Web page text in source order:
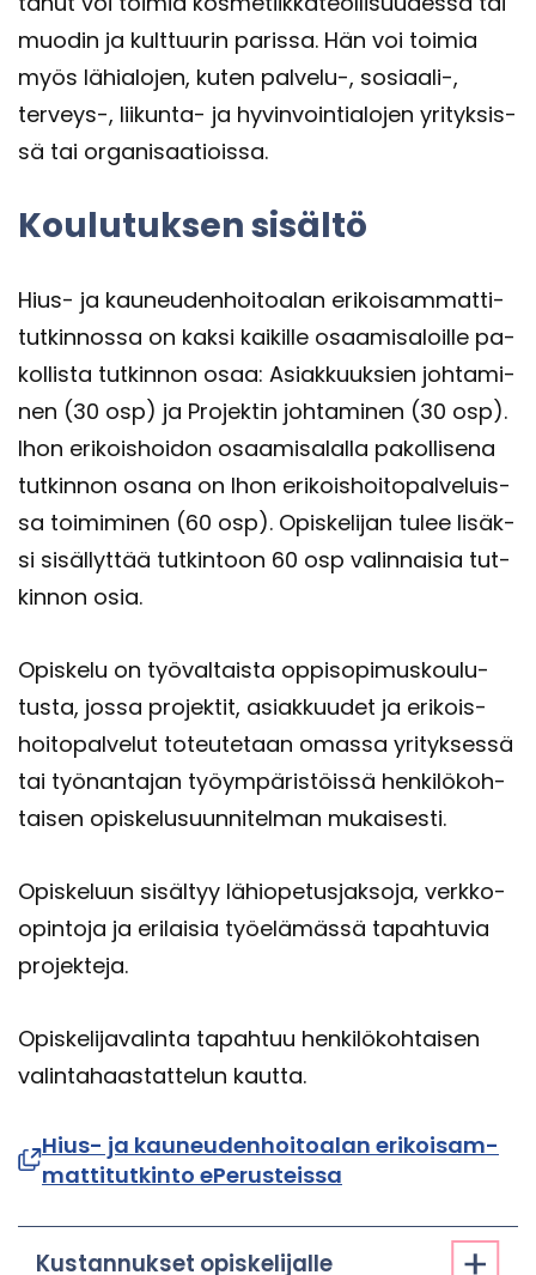
muo­din ja kult­tuu­rin pa­ris­sa. Hän voi toi­mia
myös lä­hia­lo­jen, kuten palvelu-​, sosiaali-​,
terveys-​, liikunta-​ ja hy­vin­voin­tia­lo­jen yri­tyk­sis­
sä tai or­ga­ni­saa­tiois­sa.
Kou­lu­tuk­sen si­säl­tö
Hius- ja kau­neu­den­hoi­toa­lan eri­koi­sam­mat­ti­
tut­kin­nos­sa on kaksi kai­kil­le osaa­mis­aloil­le pa­
kol­lis­ta tut­kin­non osaa: Asiak­kuuk­sien joh­ta­mi­
nen (30 osp) ja Pro­jek­tin joh­ta­mi­nen (30 osp).
Ihon eri­kois­hoi­don osaa­mi­sa­lal­la pa­kol­li­se­na
tut­kin­non osana on Ihon eri­kois­hoi­to­pal­ve­luis­
sa toi­mi­mi­nen (60 osp). Opis­ke­li­jan tulee li­säk­
si si­säl­lyt­tää tut­kin­toon 60 osp va­lin­nai­sia tut­
kin­non osia.
Opis­ke­lu on työ­val­tais­ta op­pi­so­pi­mus­kou­lu­
tus­ta, jossa pro­jek­tit, asiak­kuu­det ja eri­kois­
hoi­to­pal­ve­lut to­teu­te­taan omas­sa yri­tyk­ses­sä
tai työ­nan­ta­jan työym­pä­ris­töis­sä hen­ki­lö­koh­
tai­sen opis­ke­lusuun­ni­tel­man mu­kai­ses­ti.
Opis­ke­luun si­säl­tyy lä­hio­pe­tus­jak­so­ja, verkko-​
opintoja ja eri­lai­sia työ­elä­mäs­sä ta­pah­tu­via
pro­jek­te­ja.
Opis­ke­li­ja­va­lin­ta ta­pah­tuu hen­ki­lö­koh­tai­sen
va­lin­ta­haas­tat­te­lun kaut­ta.
Hius- ja kau­neu­den­hoi­toa­lan eri­koi­sam­
mat­ti­tut­kin­to ePe­rus­teis­sa
Kus­tan­nuk­set opis­ke­li­jal­le